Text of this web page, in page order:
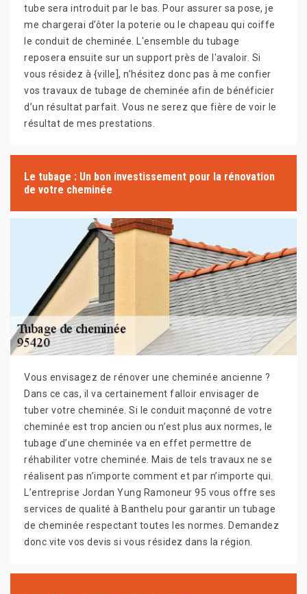
tube sera introduit par le bas. Pour assurer sa pose, je
me chargerai d’ôter la poterie ou le chapeau qui coiffe
le conduit de cheminée. L'ensemble du tubage
reposera ensuite sur un support près de l'avaloir. Si
vous résidez à {ville], n’hésitez donc pas à me confier
vos travaux de tubage de cheminée afin de bénéficier
d’un résultat parfait. Vous ne serez que fière de voir le
résultat de mes prestations.
Le tubage : Un bon investissement pour la rénovation
de votre cheminée
Vous envisagez de rénover une cheminée ancienne ?
Dans ce cas, il va certainement falloir envisager de
tuber votre cheminée. Si le conduit maçonné de votre
cheminée est trop ancien ou n’est plus aux normes, le
tubage d’une cheminée va en effet permettre de
réhabiliter votre cheminée. Mais de tels travaux ne se
réalisent pas n’importe comment et par n’importe qui.
L’entreprise Jordan Yung Ramoneur 95 vous offre ses
services de qualité à Banthelu pour garantir un tubage
de cheminée respectant toutes les normes. Demandez
donc vite vos devis si vous résidez dans la région.